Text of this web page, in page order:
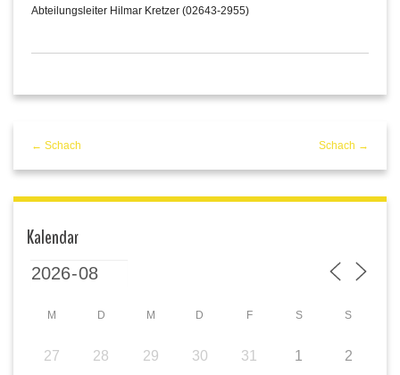
Abteilungsleiter Hilmar Kretzer (02643-2955)
← Schach Schach →
Kalendar
M D M D F S S
27 28 29 30 31 1 2